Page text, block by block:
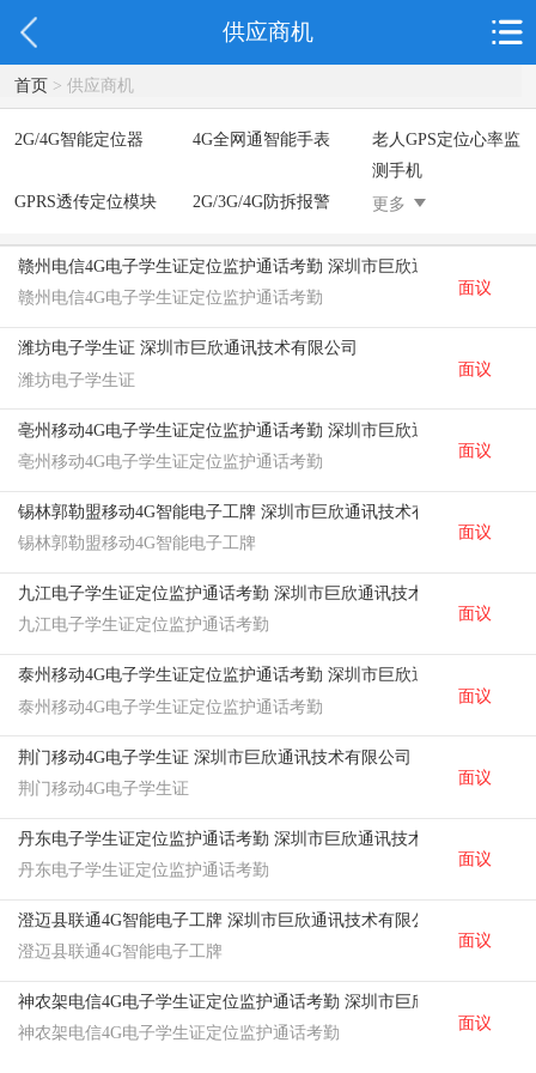
供应商机
首页> 供应商机
2G/4G智能定位器 4G全网通智能手表
老人GPS定位心率监
测手机
GPRS透传定位模块
2G/3G/4G防拆报警
2G智能定位鞋
器
GPRS蓝牙智能锁
电网近电报警手表
Lora定位手表
4G智慧校园儿童手
表
指静脉识别智能锁
蓝牙ibeacon定位手
2G/BT4.0智能睡眠
带
证
4G全网通智能电子
一卡通消费机
2G宠物GPS定位器
防拆报警手表
表
更多
赣州电信4G电子学生证定位监护通话考勤 深圳市巨欣通讯技术有限公
赣州电信4G电子学生证定位监护通话考勤
面议
潍坊电子学生证 深圳市巨欣通讯技术有限公司
潍坊电子学生证
面议
亳州移动4G电子学生证定位监护通话考勤 深圳市巨欣通讯技术有限公
亳州移动4G电子学生证定位监护通话考勤
面议
锡林郭勒盟移动4G智能电子工牌 深圳市巨欣通讯技术有限公司
锡林郭勒盟移动4G智能电子工牌
面议
九江电子学生证定位监护通话考勤 深圳市巨欣通讯技术有限公司
九江电子学生证定位监护通话考勤
面议
泰州移动4G电子学生证定位监护通话考勤 深圳市巨欣通讯技术有限公
泰州移动4G电子学生证定位监护通话考勤
面议
荆门移动4G电子学生证 深圳市巨欣通讯技术有限公司
荆门移动4G电子学生证
面议
丹东电子学生证定位监护通话考勤 深圳市巨欣通讯技术有限公司
丹东电子学生证定位监护通话考勤
面议
澄迈县联通4G智能电子工牌 深圳市巨欣通讯技术有限公司
澄迈县联通4G智能电子工牌
面议
神农架电信4G电子学生证定位监护通话考勤 深圳市巨欣通讯技术有限
神农架电信4G电子学生证定位监护通话考勤
面议